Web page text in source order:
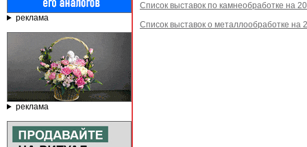
реклама
реклама
Список выставок по камнеобработке на
Список выставок о металлообработке на